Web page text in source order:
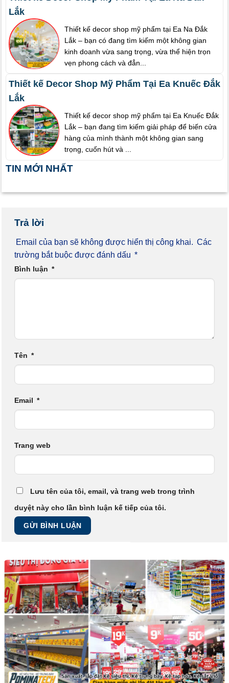
Lắk
Thiết kế decor shop mỹ phẩm tại Ea Na Đắk
Lắk – bạn có đang tìm kiếm một không gian
kinh doanh vừa sang trọng, vừa thể hiện trọn
vẹn phong cách và đẳn...
Thiết kế Decor Shop Mỹ Phẩm Tại Ea Knuếc Đắk
Lắk
Thiết kế decor shop mỹ phẩm tại Ea Knuếc Đắk
Lắk – bạn đang tìm kiếm giải pháp để biến cửa
hàng của mình thành một không gian sang
trọng, cuốn hút và ...
TIN MỚI NHẤT
Trả lời
Email của bạn sẽ không được hiển thị công khai. Các
trường bắt buộc được đánh dấu *
Bình luận *
Tên *
Email *
Trang web
Lưu tên của tôi, email, và trang web trong trình
duyệt này cho lần bình luận kế tiếp của tôi.